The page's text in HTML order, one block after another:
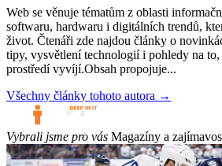
Web se věnuje tématům z oblasti
softwaru, hardwaru i digitálních trendů,
život. Čtenáři zde najdou články o
tipy, vysvětlení technologií i pohledy na
prostředí vyvíjí.Obsah propojuje...
Všechny články tohoto autora →
Vybrali jsme pro vás Magazíny a